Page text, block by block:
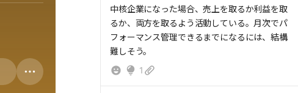
切です。
利益を商品やサービスごとに構造化して見え
る化させていくのです。盲点になってして隠れ
たコストをあぶり出すことが高利益体質へと変
容させていくのです。
もっと読む
中核企業になった場合、売上を取るか利益を取
るか、両方を取るよう活動している。月次でパ
フォーマンス管理できるまでになるには、結構
難しそう。
1